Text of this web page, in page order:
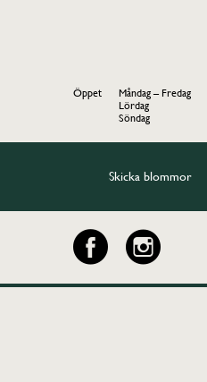
Öppet Måndag – Fredag
Lördag
Söndag
Skicka blommor